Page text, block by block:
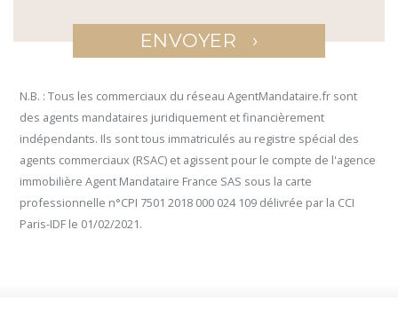
ENVOYER ›
N.B. : Tous les commerciaux du réseau AgentMandataire.fr sont
des agents mandataires juridiquement et financièrement
indépendants. Ils sont tous immatriculés au registre spécial des
agents commerciaux (RSAC) et agissent pour le compte de l'agence
immobilière Agent Mandataire France SAS sous la carte
professionnelle n°CPI 7501 2018 000 024 109 délivrée par la CCI
Paris-IDF le 01/02/2021.